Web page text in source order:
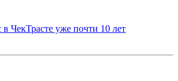
ЧекТрасте уже почти 10 лет